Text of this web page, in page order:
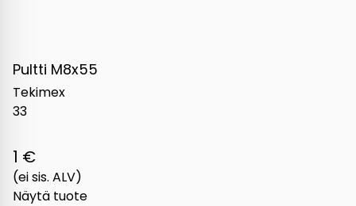
Pultti M8x55
Tekimex
33
1 €
(ei sis. ALV)
Näytä tuote